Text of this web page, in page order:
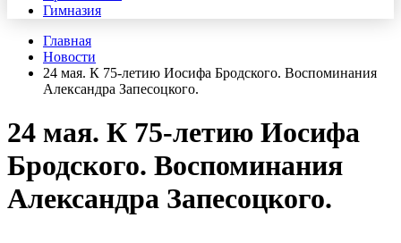
Гимназия
Главная
Новости
24 мая. К 75-летию Иосифа Бродского. Воспоминания
Александра Запесоцкого.
24 мая. К 75-летию Иосифа
Бродского. Воспоминания
Александра Запесоцкого.